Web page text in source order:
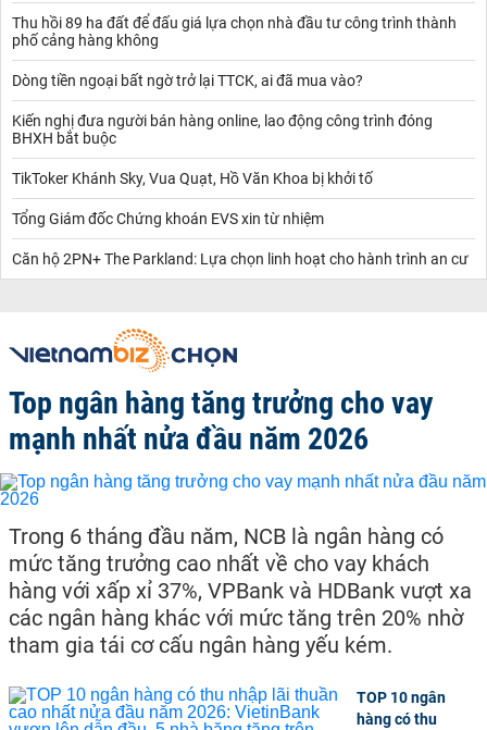
Thu hồi 89 ha đất để đấu giá lựa chọn nhà đầu tư công trình thành
phố cảng hàng không
Dòng tiền ngoại bất ngờ trở lại TTCK, ai đã mua vào?
Kiến nghị đưa người bán hàng online, lao động công trình đóng
BHXH bắt buộc
TikToker Khánh Sky, Vua Quạt, Hồ Văn Khoa bị khởi tố
Tổng Giám đốc Chứng khoán EVS xin từ nhiệm
Căn hộ 2PN+ The Parkland: Lựa chọn linh hoạt cho hành trình an cư
Top ngân hàng tăng trưởng cho vay
mạnh nhất nửa đầu năm 2026
Trong 6 tháng đầu năm, NCB là ngân hàng có
mức tăng trưởng cao nhất về cho vay khách
hàng với xấp xỉ 37%, VPBank và HDBank vượt xa
các ngân hàng khác với mức tăng trên 20% nhờ
tham gia tái cơ cấu ngân hàng yếu kém.
TOP 10 ngân
hàng có thu